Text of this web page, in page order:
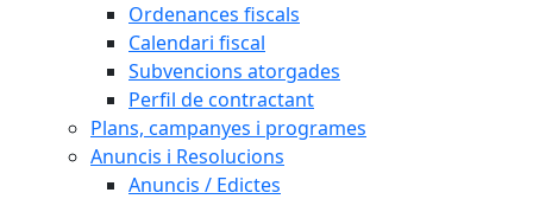
Ordenances fiscals
Calendari fiscal
Subvencions atorgades
Perfil de contractant
Plans, campanyes i programes
Anuncis i Resolucions
Anuncis / Edictes